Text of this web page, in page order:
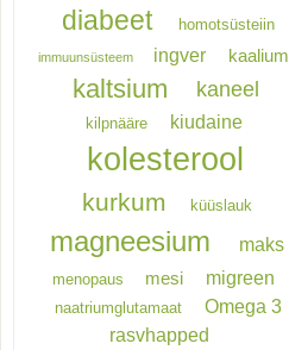
diabeet homotsüsteiin
immuunsüsteem ingver kaalium
kaltsium kaneel
kilpnääre kiudaine
kolesterool
kurkum küüslauk
magneesium maks
menopaus mesi migreen
naatriumglutamaat
Omega 3
rasvhapped